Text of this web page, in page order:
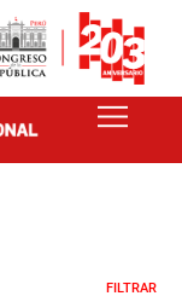
FILTRAR